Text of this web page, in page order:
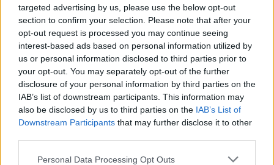
targeted advertising by us, please use the below opt-out
section to confirm your selection. Please note that after your
opt-out request is processed you may continue seeing
interest-based ads based on personal information utilized by
us or personal information disclosed to third parties prior to
your opt-out. You may separately opt-out of the further
disclosure of your personal information by third parties on the
IAB’s list of downstream participants. This information may
also be disclosed by us to third parties on the IAB’s List of
Downstream Participants that may further disclose it to other
Personal Data Processing Opt Outs